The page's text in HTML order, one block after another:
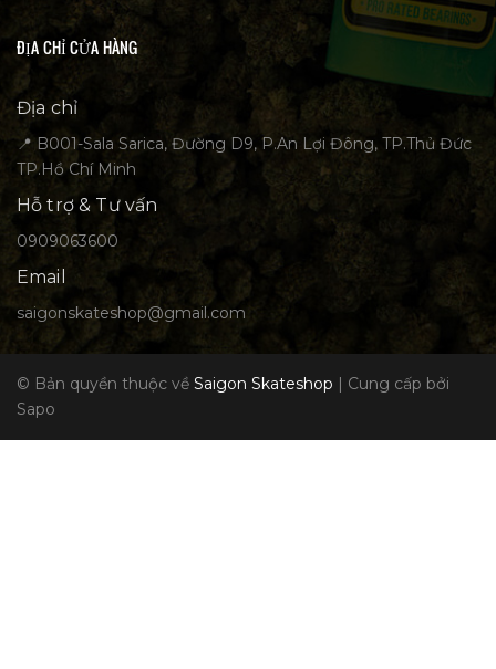
ĐỊA CHỈ CỬA HÀNG
Địa chỉ
📍 B001-Sala Sarica, Đường D9, P.An Lợi Đông, TP.Thủ Đức
TP.Hồ Chí Minh
Hỗ trợ & Tư vấn
0909063600
Email
saigonskateshop@gmail.com
© Bản quyền thuộc về Saigon Skateshop | Cung cấp bởi
Sapo